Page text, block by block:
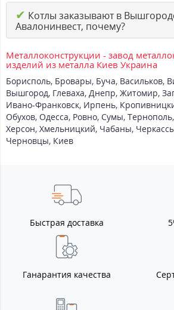
✔ Котлы заказывают в
Авалонинвест, почему?
Металлоконструкции - завод
изделий из металла Киев Украина
Борисполь, Бровары, Буча, Васильков,
Вышгород, Глеваха, Днепр, Житомир,
Ивано-Франковск, Ирпень,
Обухов, Одесса, Ровно, Сумы, Тернополь,
Херсон, Хмельницкий, Чабаны,
Черновцы, Киев
Быстрая доставка
Ганарантия качества